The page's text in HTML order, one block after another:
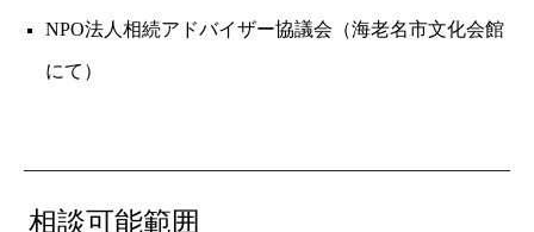
NPO法人相続アドバイザー協議会（海老名市文化会館
にて）
相談可能範囲